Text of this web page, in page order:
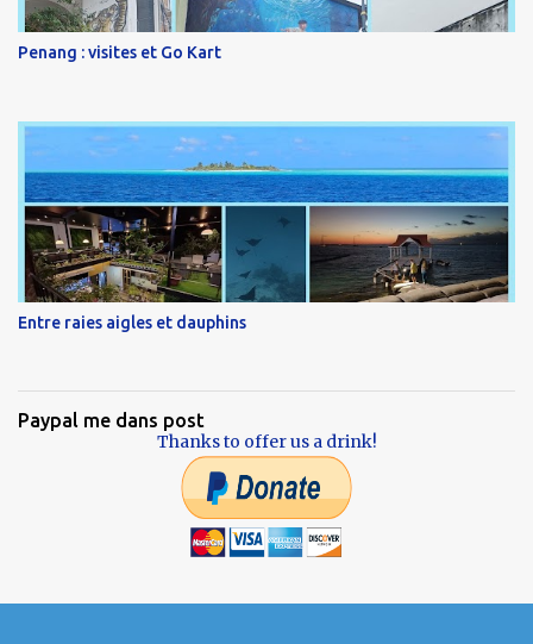
Penang : visites et Go Kart
Entre raies aigles et dauphins
Paypal me dans post
Thanks to offer us a drink!